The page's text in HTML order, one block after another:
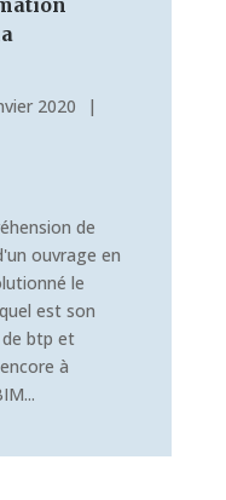
2020
|
de
ouvrage en
le
est son
btp et
à